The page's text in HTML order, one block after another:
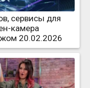
сервисы для
камера
20.02.2026